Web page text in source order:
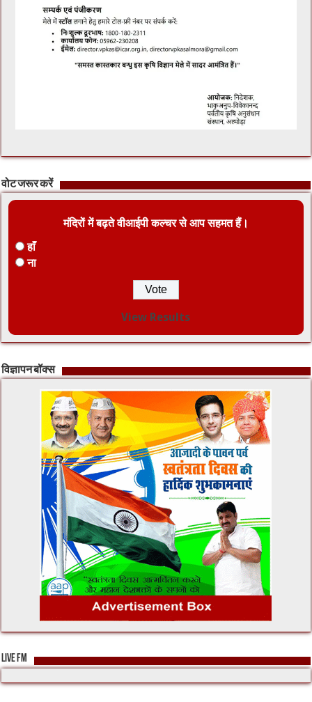
वोट जरूर करें
मंदिरों में बढ़ते वीआईपी कल्चर से आप सहमत हैं।
हाँ
ना
View Results
विज्ञापन बॉक्स
LIVE FM